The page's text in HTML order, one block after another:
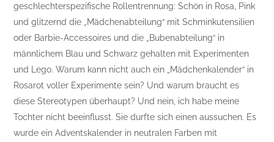
geschlechterspezifische Rollentrennung: Schön in Rosa, Pink
und glitzernd die „Mädchenabteilung“ mit Schminkutensilien
oder Barbie-Accessoires und die „Bubenabteilung“ in
männlichem Blau und Schwarz gehalten mit Experimenten
und Lego. Warum kann nicht auch ein „Mädchenkalender“ in
Rosarot voller Experimente sein? Und warum braucht es
diese Stereotypen überhaupt? Und nein, ich habe meine
Tochter nicht beeinflusst. Sie durfte sich einen aussuchen. Es
wurde ein Adventskalender in neutralen Farben mit